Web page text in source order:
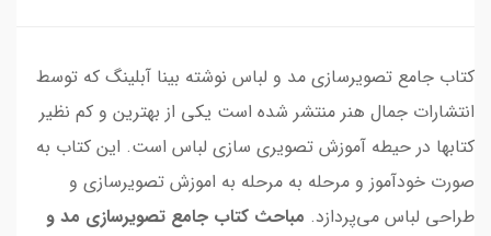
کتاب جامع تصویرسازی مد و لباس نوشته بینا آبلینگ که توسط
انتشارات جمال هنر منتشر شده است یکی از بهترین و کم نظیر
کتابها در حیطه آموزش تصویری سازی لباس است. این کتاب به
صورت خودآموز و مرحله به مرحله به اموزش تصویرسازی و
طراحی لباس می‌پردازد. مباحث کتاب جامع تصویرسازی مد و